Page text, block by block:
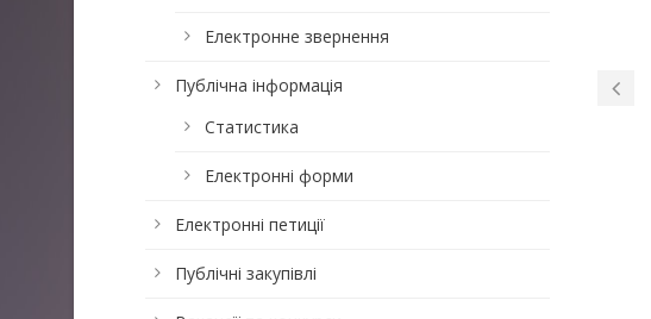
Електронне звернення
Публічна інформація
Статистика
Електронні форми
Електронні петиції
Публічні закупівлі